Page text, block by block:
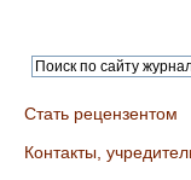
Стать рецензентом
Контакты,